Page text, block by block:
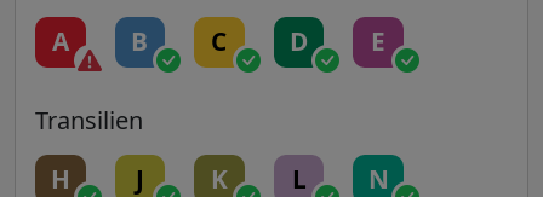
A B C D E
Transilien
H J K L N